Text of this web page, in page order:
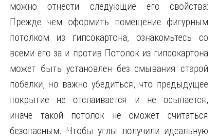
можно отнести следующие его свойства:
Прежде чем оформить помещение фигурным
потолком из гипсокартона, ознакомьтесь со
всеми его за и против Потолок из гипсокартона
может быть установлен без смывания старой
побелки, но важно убедиться, что предыдущее
покрытие не отслаивается и не осыпается,
иначе такой потолок не сможет считаться
безопасным. Чтобы углы получили идеальную